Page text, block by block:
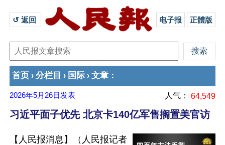
↺ 返回 电子报 正體版
首页 › 分栏目 › 国际 › 文章 ：
2026年5月26日 发表 人气： 64,549
习近平面子优先 北京卡140亿军售搁置美官访
【人民报消息】（人民报记者